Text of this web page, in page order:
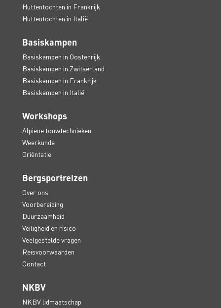
Huttentochten in Frankrijk
Huttentochten in Italië
Basiskampen
Basiskampen in Oostenrijk
Basiskampen in Zwitserland
Basiskampen in Frankrijk
Basiskampen in Italië
Workshops
Alpiene touwtechnieken
Weerkunde
Oriëntatie
Bergsportreizen
Over ons
Voorbereiding
Duurzaamheid
Veiligheid en risico
Veelgestelde vragen
Reisvoorwaarden
Contact
NKBV
NKBV lidmaatschap